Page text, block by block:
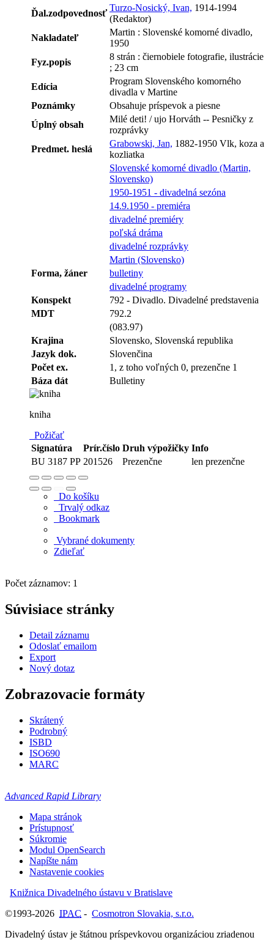
Ďal.zodpovednosť
Turzo-Nosický, Ivan, 1914-1994
(Redaktor)
Nakladateľ
Martin : Slovenské komorné divadlo,
1950
Fyz.popis
8 strán : čiernobiele fotografie, ilustrácie
; 23 cm
Edícia
Program Slovenského komorného
divadla v Martine
Poznámky
Obsahuje príspevok a piesne
Úplný obsah
Milé deti! / ujo Horváth -- Pesničky z
rozprávky
Predmet. heslá
Grabowski, Jan, 1882-1950 Vlk, koza a
kozliatka
Slovenské komorné divadlo (Martin,
Slovensko)
1950-1951 - divadelná sezóna
14.9.1950 - premiéra
divadelné premiéry
poľská dráma
divadelné rozprávky
Martin (Slovensko)
Forma, žáner
bulletiny
divadelné programy
Konspekt
792 - Divadlo. Divadelné predstavenia
MDT
792.2
(083.97)
Krajina
Slovensko, Slovenská republika
Jazyk dok.
Slovenčina
Počet ex.
1, z toho voľných 0, prezenčne 1
Báza dát
Bulletiny
kniha
Požičať
Signatúra
Prír.číslo Druh výpožičky Info
BU 3187 PP 201526 Prezenčne len prezenčne
Do košíku
Trvalý odkaz
Bookmark
Vybrané dokumenty
Zdieľať
Počet záznamov: 1
Súvisiace stránky
Detail záznamu
Odoslať emailom
Export
Nový dotaz
Zobrazovacie formáty
Skrátený
Podrobný
ISBD
ISO690
MARC
Advanced Rapid Library
Mapa stránok
Prístupnosť
Súkromie
Modul OpenSearch
Napíšte nám
Nastavenie cookies
Knižnica Divadelného ústavu v Bratislave
©1993-2026 IPAC - Cosmotron Slovakia, s.r.o.
Divadelný ústav je štátnou príspevkovou organizáciou zriadenou